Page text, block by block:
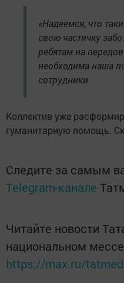
«Надеемся, что
свою частичку
ребятам на
необходима наша
сотрудники.
Коллектив уже
гуманитарную помощь.
Следите за самым
Telegram-канале
Читайте новости
национальном
https://max.ru/